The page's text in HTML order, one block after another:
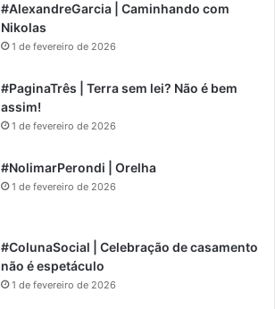
#AlexandreGarcia | Caminhando com
Nikolas
1 de fevereiro de 2026
#PaginaTrês | Terra sem lei? Não é bem
assim!
1 de fevereiro de 2026
#NolimarPerondi | Orelha
1 de fevereiro de 2026
#ColunaSocial | Celebração de casamento
não é espetáculo
1 de fevereiro de 2026